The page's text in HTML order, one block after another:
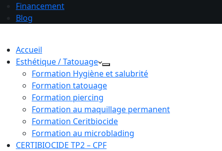
Financement
Blog
Accueil
Esthétique / Tatouage
Formation Hygiène et salubrité
Formation tatouage
Formation piercing
Formation au maquillage permanent
Formation Ceritbiocide
Formation au microblading
CERTIBIOCIDE TP2 – CPF